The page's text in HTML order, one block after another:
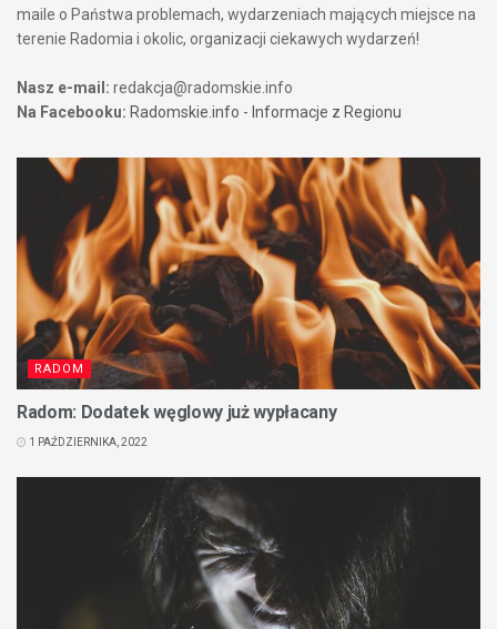
maile o Państwa problemach, wydarzeniach mających miejsce na
terenie Radomia i okolic, organizacji ciekawych wydarzeń!
Nasz e-mail: redakcja@radomskie.info
Na Facebooku: Radomskie.info - Informacje z Regionu
RADOM
Radom: Dodatek węglowy już wypłacany
1 PAŹDZIERNIKA, 2022